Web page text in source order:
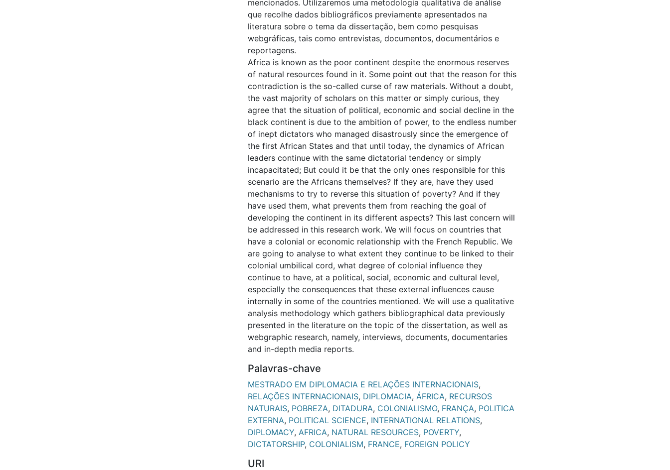
mencionados. Utilizaremos uma metodologia qualitativa de análise
que recolhe dados bibliográficos previamente apresentados na
literatura sobre o tema da dissertação, bem como pesquisas
webgráficas, tais como entrevistas, documentos, documentários e
reportagens.
Africa is known as the poor continent despite the enormous reserves
of natural resources found in it. Some point out that the reason for this
contradiction is the so-called curse of raw materials. Without a doubt,
the vast majority of scholars on this matter or simply curious, they
agree that the situation of political, economic and social decline in the
black continent is due to the ambition of power, to the endless number
of inept dictators who managed disastrously since the emergence of
the first African States and that until today, the dynamics of African
leaders continue with the same dictatorial tendency or simply
incapacitated; But could it be that the only ones responsible for this
scenario are the Africans themselves? If they are, have they used
mechanisms to try to reverse this situation of poverty? And if they
have used them, what prevents them from reaching the goal of
developing the continent in its different aspects? This last concern will
be addressed in this research work. We will focus on countries that
have a colonial or economic relationship with the French Republic. We
are going to analyse to what extent they continue to be linked to their
colonial umbilical cord, what degree of colonial influence they
continue to have, at a political, social, economic and cultural level,
especially the consequences that these external influences cause
internally in some of the countries mentioned. We will use a qualitative
analysis methodology which gathers bibliographical data previously
presented in the literature on the topic of the dissertation, as well as
webgraphic research, namely, interviews, documents, documentaries
and in-depth media reports.
Palavras-chave
MESTRADO EM DIPLOMACIA E RELAÇÕES INTERNACIONAIS,
RELAÇÕES INTERNACIONAIS, DIPLOMACIA, ÁFRICA, RECURSOS
NATURAIS, POBREZA, DITADURA, COLONIALISMO, FRANÇA, POLITICA
EXTERNA, POLITICAL SCIENCE, INTERNATIONAL RELATIONS,
DIPLOMACY, AFRICA, NATURAL RESOURCES, POVERTY,
DICTATORSHIP, COLONIALISM, FRANCE, FOREIGN POLICY
URI